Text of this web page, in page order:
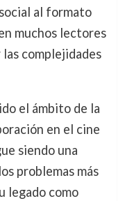
al formato
muchos lectores
complejidades
el ámbito de la
en el cine
siendo una
problemas más
legado como